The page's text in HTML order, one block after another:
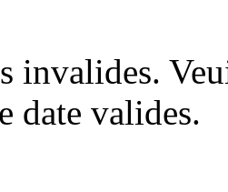
invalides.
date valides.